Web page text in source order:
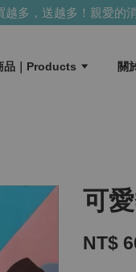
，送越多！親愛的消費
品｜Products 關
可
NT$